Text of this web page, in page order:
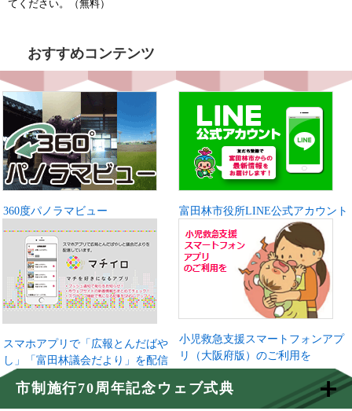
市制施行70周年記念ウェブ式典
てください。（無料）
おすすめコンテンツ
360度パノラマビュー 富田林市役所LINE公式アカウント
スマホアプリで「広報とんだばや
し」「富田林議会だより」を配信
小児救急支援スマートフォンアプ
リ（大阪府版）のご利用を